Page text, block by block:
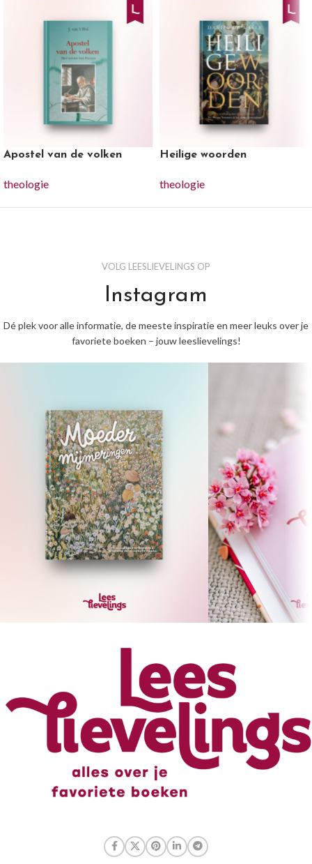
Apostel van de volken
theologie
Heilige woorden
theologie
VOLG LEESLIEVELINGS OP
Instagram
Dé plek voor alle informatie, de meeste inspiratie en meer leuks over je
favoriete boeken – jouw leeslievelings!